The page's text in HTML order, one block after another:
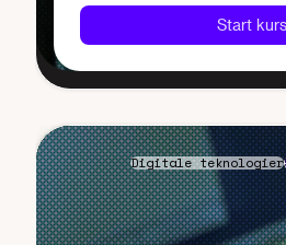
Start kurs
Digitale teknologier